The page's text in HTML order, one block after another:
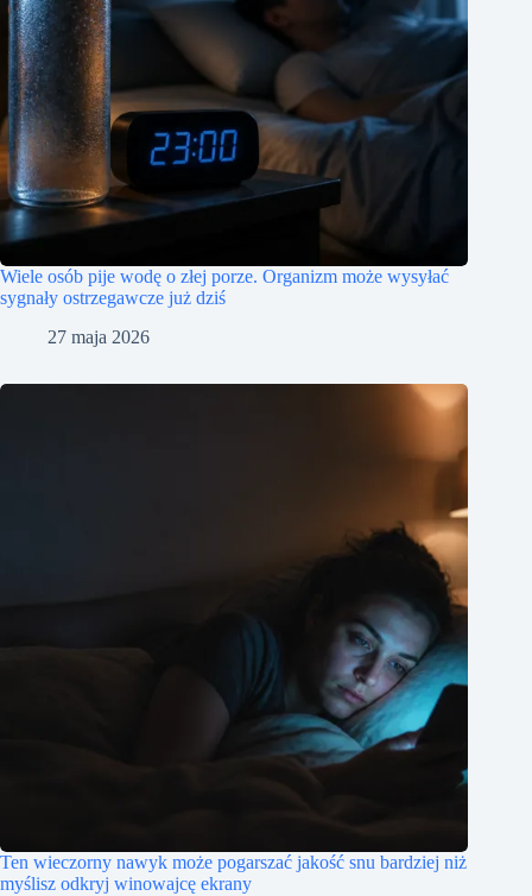
Wiele osób pije wodę o złej porze. Organizm może wysyłać
sygnały ostrzegawcze już dziś
27 maja 2026
Ten wieczorny nawyk może pogarszać jakość snu bardziej niż
myślisz odkryj winowajcę ekrany